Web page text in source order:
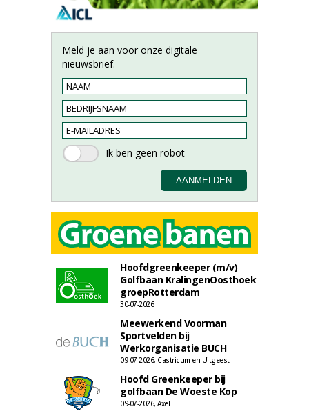
Meld je aan voor onze digitale
nieuwsbrief.
Hoofdgreenkeeper (m/v)
Golfbaan KralingenOosthoek
groepRotterdam
30-07-2026
Meewerkend Voorman
Sportvelden bij
Werkorganisatie BUCH
09-07-2026, Castricum en Uitgeest
Hoofd Greenkeeper bij
golfbaan De Woeste Kop
09-07-2026, Axel